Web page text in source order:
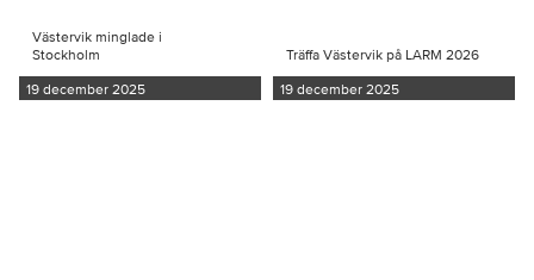
Västervik minglade i
Stockholm
19 december 2025
Träffa Västervik på LARM 2026
19 december 2025